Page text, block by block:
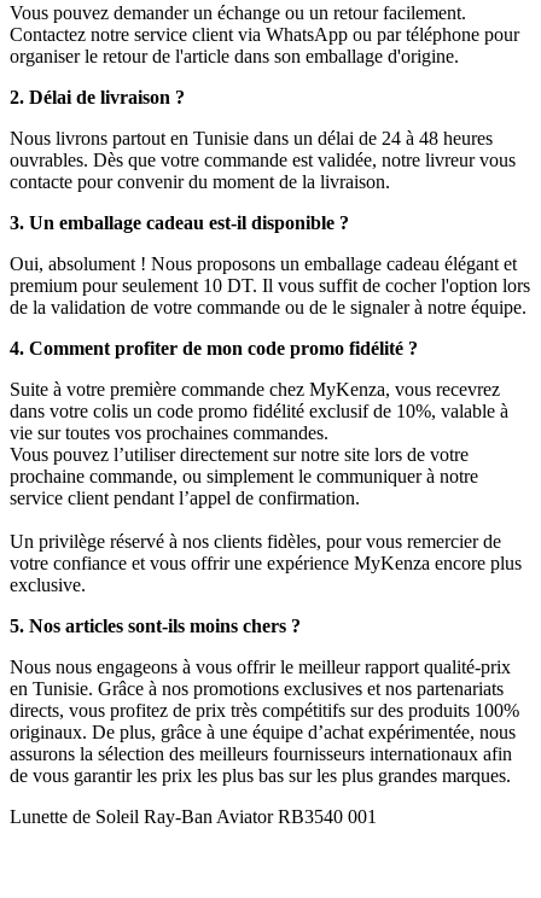
Vous pouvez demander un échange ou un retour facilement.
Contactez notre service client via WhatsApp ou par téléphone pour
organiser le retour de l'article dans son emballage d'origine.
2. Délai de livraison ?
Nous livrons partout en Tunisie dans un délai de 24 à 48 heures
ouvrables. Dès que votre commande est validée, notre livreur vous
contacte pour convenir du moment de la livraison.
3. Un emballage cadeau est-il disponible ?
Oui, absolument ! Nous proposons un emballage cadeau élégant et
premium pour seulement 10 DT. Il vous suffit de cocher l'option lors
de la validation de votre commande ou de le signaler à notre équipe.
4. Comment profiter de mon code promo fidélité ?
Suite à votre première commande chez MyKenza, vous recevrez
dans votre colis un code promo fidélité exclusif de 10%, valable à
vie sur toutes vos prochaines commandes.
Vous pouvez l’utiliser directement sur notre site lors de votre
prochaine commande, ou simplement le communiquer à notre
service client pendant l’appel de confirmation.
Un privilège réservé à nos clients fidèles, pour vous remercier de
votre confiance et vous offrir une expérience MyKenza encore plus
exclusive.
5. Nos articles sont-ils moins chers ?
Nous nous engageons à vous offrir le meilleur rapport qualité-prix
en Tunisie. Grâce à nos promotions exclusives et nos partenariats
directs, vous profitez de prix très compétitifs sur des produits 100%
originaux. De plus, grâce à une équipe d’achat expérimentée, nous
assurons la sélection des meilleurs fournisseurs internationaux afin
de vous garantir les prix les plus bas sur les plus grandes marques.
Lunette de Soleil Ray-Ban Aviator RB3540 001